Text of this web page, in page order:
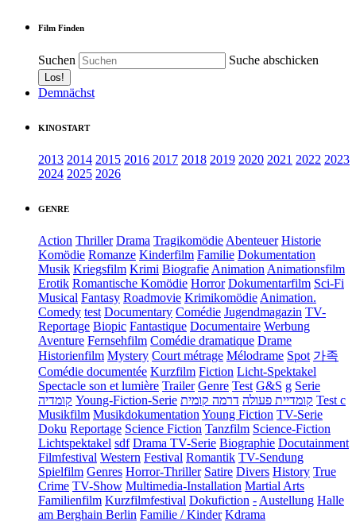
Film Finden
Suchen Suche abschicken
Demnächst
KINOSTART
2013 2014 2015 2016 2017 2018 2019 2020 2021 2022 2023
2024 2025 2026
GENRE
Action Thriller Drama Tragikomödie Abenteuer Historie
Komödie Romanze Kinderfilm Familie Dokumentation
Musik Kriegsfilm Krimi Biografie Animation Animationsfilm
Erotik Romantische Komödie Horror Dokumentarfilm Sci-Fi
Musical Fantasy Roadmovie Krimikomödie Animation.
Comedy test Documentary Comédie Jugendmagazin TV-
Reportage Biopic Fantastique Documentaire Werbung
Aventure Fernsehfilm Comédie dramatique Drame
Historienfilm Mystery Court métrage Mélodrame Spot 가족
Comédie documentée Kurzfilm Fiction Licht-Spektakel
Spectacle son et lumière Trailer Genre Test G&S g Serie
קומדיה Young-Fiction-Serie קומדיית פעולה דרמה קומית
Test c
Musikfilm Musikdokumentation Young Fiction TV-Serie
Doku Reportage Science Fiction Tanzfilm Science-Fiction
Lichtspektakel sdf Drama TV-Serie Biographie Docutainment
Filmfestival Western Festival Romantik TV-Sendung
Spielfilm Genres Horror-Thriller Satire Divers History True
Crime TV-Show Multimedia-Installation Martial Arts
Familienfilm Kurzfilmfestival Dokufiction - Austellung Halle
am Berghain Berlin Familie / Kinder Kdrama